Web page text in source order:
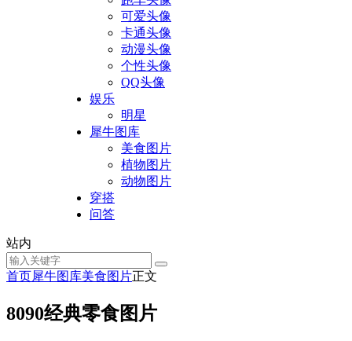
可爱头像
卡通头像
动漫头像
个性头像
QQ头像
娱乐
明星
犀牛图库
美食图片
植物图片
动物图片
穿搭
问答
站内
首页犀牛图库美食图片正文
8090经典零食图片